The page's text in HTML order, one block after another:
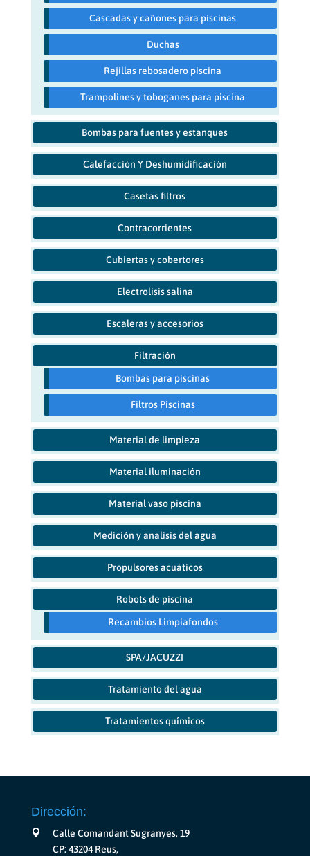
Cascadas y cañones para piscinas
Duchas
Rejillas rebosadero piscina
Trampolines y toboganes para piscina
Bombas para fuentes y estanques
Calefacción Y Deshumidificación
Casetas filtros
Contracorrientes
Cubiertas y cobertores
Electrolisis salina
Escaleras y accesorios
Filtración
Bombas para piscinas
Filtros Piscinas
Material de limpieza
Material iluminación
Material vaso piscina
Medición y analisis del agua
Propulsores acuáticos
Robots de piscina
Recambios Limpiafondos
SPA/JACUZZI
Tratamiento del agua
Tratamientos químicos
Dirección:
Calle Comandant Sugranyes, 19
CP: 43204 Reus,